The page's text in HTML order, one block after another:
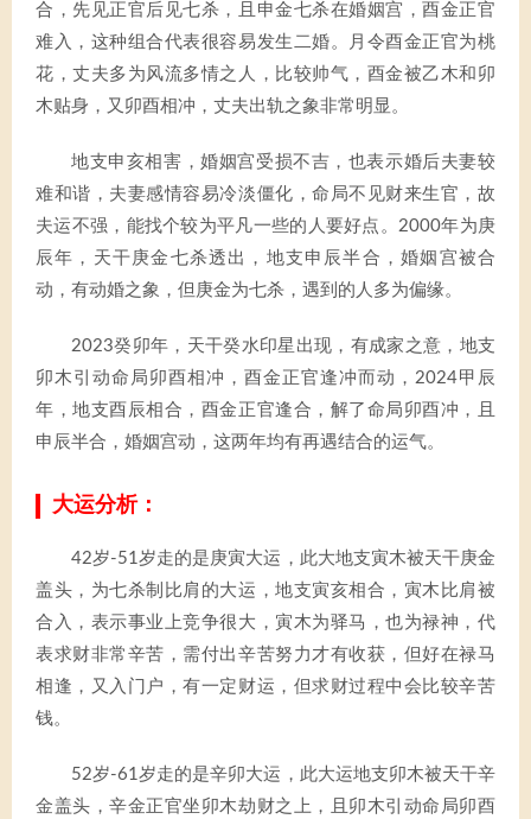
合，先见正官后见七杀，且申金七杀在婚姻宫，酉金正官
难入，这种组合代表很容易发生二婚。月令酉金正官为桃
花，丈夫多为风流多情之人，比较帅气，酉金被乙木和卯
木贴身，又卯酉相冲，丈夫出轨之象非常明显。
地支申亥相害，婚姻宫受损不吉，也表示婚后夫妻较
难和谐，夫妻感情容易冷淡僵化，命局不见财来生官，故
夫运不强，能找个较为平凡一些的人要好点。2000年为庚
辰年，天干庚金七杀透出，地支申辰半合，婚姻宫被合
动，有动婚之象，但庚金为七杀，遇到的人多为偏缘。
2023癸卯年，天干癸水印星出现，有成家之意，地支
卯木引动命局卯酉相冲，酉金正官逢冲而动，2024甲辰
年，地支酉辰相合，酉金正官逢合，解了命局卯酉冲，且
申辰半合，婚姻宫动，这两年均有再遇结合的运气。
大运分析：
42岁-51岁走的是庚寅大运，此大地支寅木被天干庚金
盖头，为七杀制比肩的大运，地支寅亥相合，寅木比肩被
合入，表示事业上竞争很大，寅木为驿马，也为禄神，代
表求财非常辛苦，需付出辛苦努力才有收获，但好在禄马
相逢，又入门户，有一定财运，但求财过程中会比较辛苦
钱。
52岁-61岁走的是辛卯大运，此大运地支卯木被天干辛
金盖头，辛金正官坐卯木劫财之上，且卯木引动命局卯酉